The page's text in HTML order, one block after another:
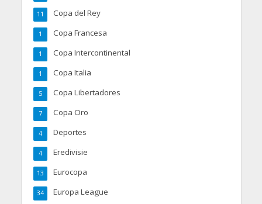
Copa del Rey
11
Copa Francesa
1
Copa Intercontinental
1
Copa Italia
1
Copa Libertadores
5
Copa Oro
7
Deportes
4
Eredivisie
4
Eurocopa
13
Europa League
34